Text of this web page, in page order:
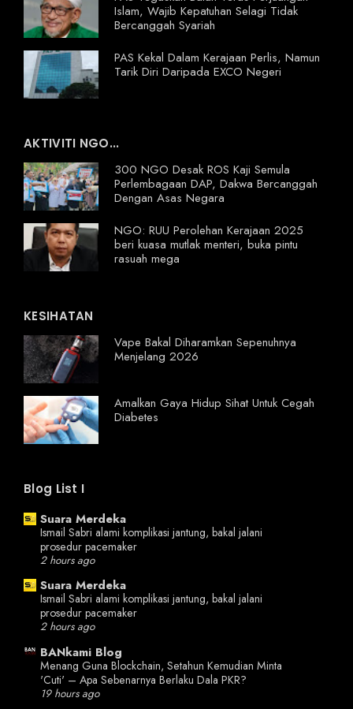
Islam, Wajib Kepatuhan Selagi Tidak
Bercanggah Syariah
PAS Kekal Dalam Kerajaan Perlis, Namun
Tarik Diri Daripada EXCO Negeri
AKTIVITI NGO...
300 NGO Desak ROS Kaji Semula
Perlembagaan DAP, Dakwa Bercanggah
Dengan Asas Negara
NGO: RUU Perolehan Kerajaan 2025
beri kuasa mutlak menteri, buka pintu
rasuah mega
KESIHATAN
Vape Bakal Diharamkan Sepenuhnya
Menjelang 2026
Amalkan Gaya Hidup Sihat Untuk Cegah
Diabetes
Blog List I
Suara Merdeka
Ismail Sabri alami komplikasi jantung, bakal jalani
prosedur pacemaker
2 hours ago
Suara Merdeka
Ismail Sabri alami komplikasi jantung, bakal jalani
prosedur pacemaker
2 hours ago
BANkami Blog
Menang Guna Blockchain, Setahun Kemudian Minta
'Cuti' – Apa Sebenarnya Berlaku Dala PKR?
19 hours ago